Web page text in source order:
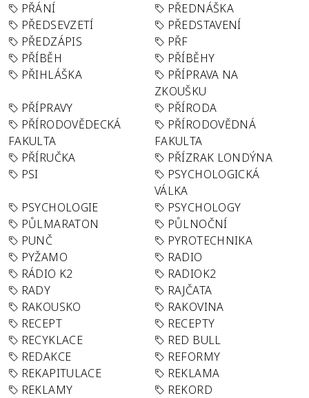
PŘÁNÍ
PŘEDNÁŠKA
PŘEDSEVZETÍ
PŘEDSTAVENÍ
PŘEDZÁPIS
PŘF
PŘÍBĚH
PŘÍBĚHY
PŘIHLÁŠKA
PŘÍPRAVA NA
ZKOUŠKU
PŘÍPRAVY
PŘÍRODA
PŘÍRODOVĚDECKÁ
FAKULTA
PŘÍRODOVĚDNÁ
FAKULTA
PŘÍRUČKA
PŘÍZRAK LONDÝNA
PSI
PSYCHOLOGICKÁ
VÁLKA
PSYCHOLOGIE
PSYCHOLOGY
PŮLMARATON
PŮLNOČNÍ
PUNČ
PYROTECHNIKA
PYŽAMO
RADIO
RÁDIO K2
RADIOK2
RADY
RAJČATA
RAKOUSKO
RAKOVINA
RECEPT
RECEPTY
RECYKLACE
RED BULL
REDAKCE
REFORMY
REKAPITULACE
REKLAMA
REKLAMY
REKORD